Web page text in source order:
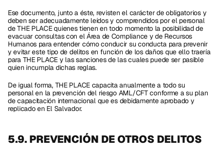
Ese documento, junto a éste, revisten el carácter de obligatorios y
deben ser adecuadamente leídos y comprendidos por el personal
de THE PLACE quienes tienen en todo momento la posibilidad de
evacuar consultas con el Área de Compliance y de Recursos
Humanos para entender cómo conducir su conducta para prevenir
y evitar este tipo de delitos en función de los daños que ello traería
para THE PLACE y las sanciones de las cuales puede ser pasible
quien incumpla dichas reglas.
De igual forma, THE PLACE capacita anualmente a todo su
personal en la prevención del riesgo AML/CFT conforme a su plan
de capacitación internacional que es debidamente aprobado y
replicado en El Salvador.
5.9. PREVENCIÓN DE OTROS DELITOS